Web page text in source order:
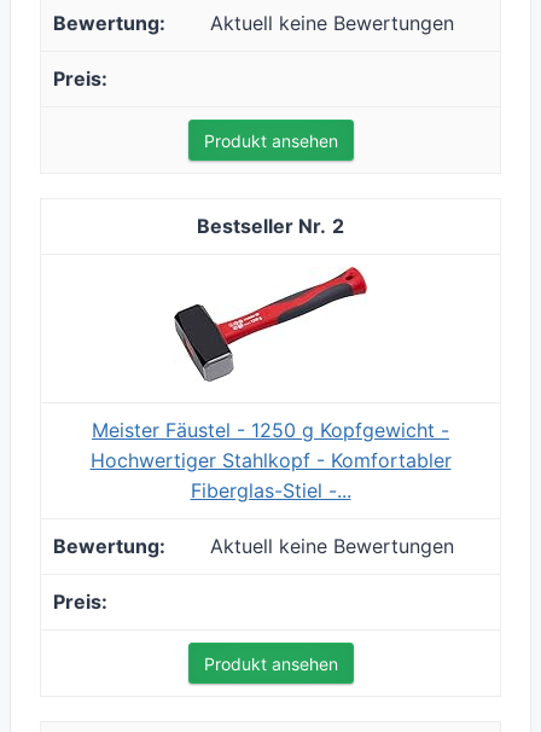
Aktuell keine Bewertungen
Produkt ansehen
2
Meister Fäustel - 1250 g Kopfgewicht -
Hochwertiger Stahlkopf - Komfortabler
Fiberglas-Stiel -...
Aktuell keine Bewertungen
Produkt ansehen